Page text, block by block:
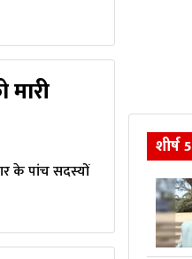
के पांच सदस्यों
शीर्ष 5